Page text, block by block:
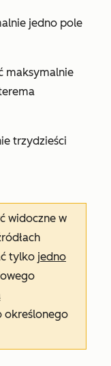
jedno pole
maksymalnie
trzydzieści
widoczne w
tylko jedno
określonego